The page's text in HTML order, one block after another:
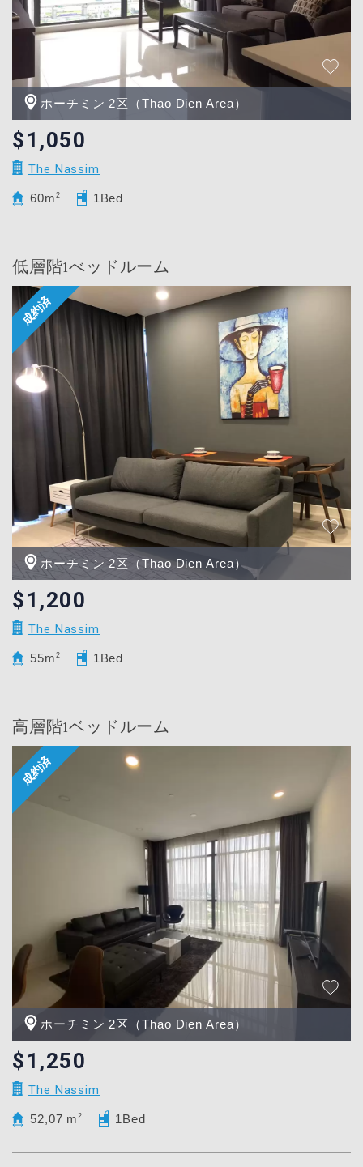
ホーチミン 2区（Thao Dien Area）
$1,050
The Nassim
60m 2 1Bed
低層階1べッドルーム
ホーチミン 2区（Thao Dien Area）
$1,200
The Nassim
55m 2 1Bed
高層階1ベッドルーム
ホーチミン 2区（Thao Dien Area）
$1,250
The Nassim
52,07 m2 1Bed